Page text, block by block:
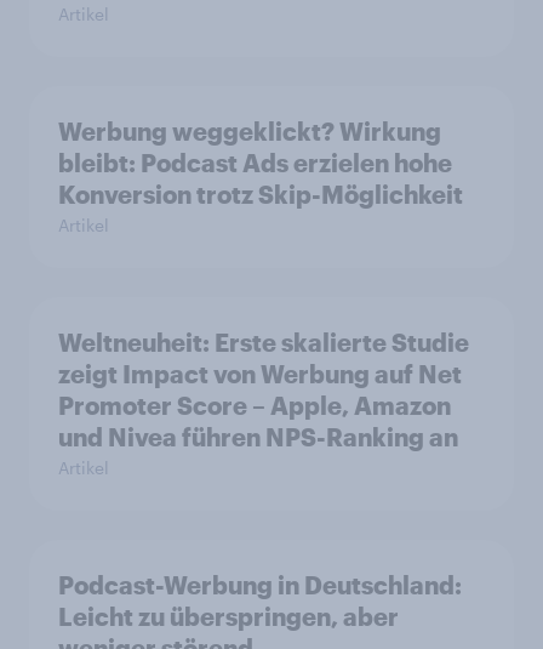
Artikel
Werbung weggeklickt? Wirkung
bleibt: Podcast Ads erzielen hohe
Konversion trotz Skip-Möglichkeit
Artikel
Weltneuheit: Erste skalierte Studie
zeigt Impact von Werbung auf Net
Promoter Score – Apple, Amazon
und Nivea führen NPS-Ranking an
Artikel
Podcast-Werbung in Deutschland:
Leicht zu überspringen, aber